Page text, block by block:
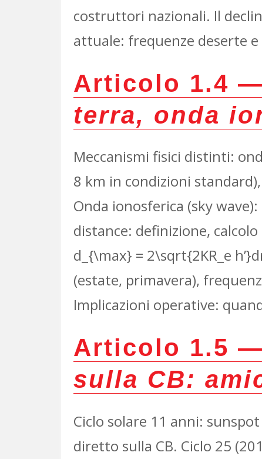
costruttori nazionali. Il
attuale: frequenze deserte
Articolo 1.4 —
terra, onda
Meccanismi fisici distinti:
8 km in condizioni
Onda ionosferica (sky
distance: definizione,
d_{\max} = 2\sqrt{2KR_e h’}
(estate, primavera),
Implicazioni operative:
Articolo 1.5 —
sulla CB:
Ciclo solare 11 anni:
diretto sulla CB. Ciclo 25